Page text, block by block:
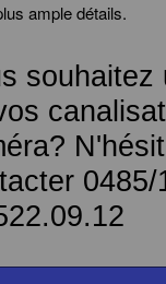
ample détails.
souhaitez